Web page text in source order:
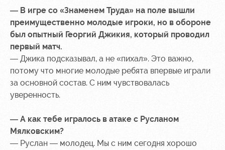
— В игре со «Знаменем Труда» на поле вышли
преимущественно молодые игроки, но в обороне
был опытный Георгий Джикия, который проводил
первый матч.
— Джика подсказывал, а не «пихал». Это важно,
потому что многие молодые ребята впервые играли
за основной состав. С ним чувствовалась
уверенность.
— А как тебе игралось в атаке с Русланом
Мялковским?
— Руслан — молодец. Мы с ним сегодня хорошо